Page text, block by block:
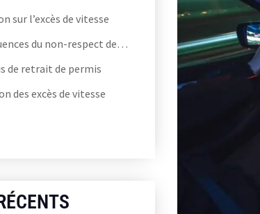
sur l’excès de vitesse
Les conséquences du non-respect des limitations de vitesse
de retrait de permis
des excès de vitesse